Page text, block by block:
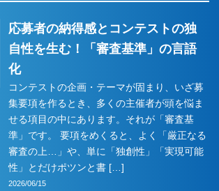
応募者の納得感とコンテストの独
自性を生む！「審査基準」の言語
化
コンテストの企画・テーマが固まり、いざ募
集要項を作るとき、多くの主催者が頭を悩ま
せる項目の中にあります。それが「審査基
準」です。 要項をめくると、よく「厳正なる
審査の上…」や、単に「独創性」「実現可能
性」とだけポツンと書 […]
2026/06/15